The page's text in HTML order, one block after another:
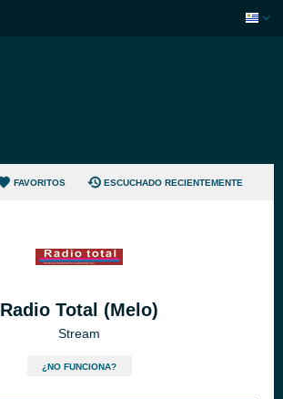
FAVORITOS ESCUCHADO RECIENTEMENTE
Radio Total (Melo)
Stream
¿NO FUNCIONA?